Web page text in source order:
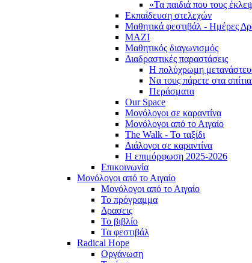
«Τα παιδιά που τους
Εκπαίδευση στελεχών
Μαθητικά φεστιβάλ - Ημέρες
ΜΑΖΙ
Μαθητικός διαγωνισμός
Διαδραστικές παραστάσεις
Η πολύχρωμη
Να τους πάρετε στα
Περάσματα
Our Space
Μονόλογοι σε καραντίνα
Μονόλογοι από το Αιγαίο
The Walk - Το ταξίδι
Διάλογοι σε καραντίνα
Η επιμόρφωση 2025-2026
Επικοινωνία
Μονόλογοι από το Αιγαίο
Μονόλογοι από το Αιγαίο
Το πρόγραμμα
Δρασεις
Το βιβλίο
Τα φεστιβάλ
Radical Hope
Οργάνωση